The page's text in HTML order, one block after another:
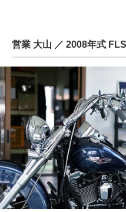
営業 大山 ／ 2008年式